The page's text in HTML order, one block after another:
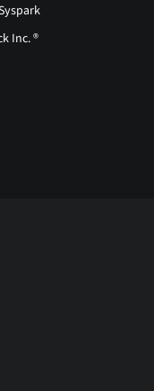
Inc. ®